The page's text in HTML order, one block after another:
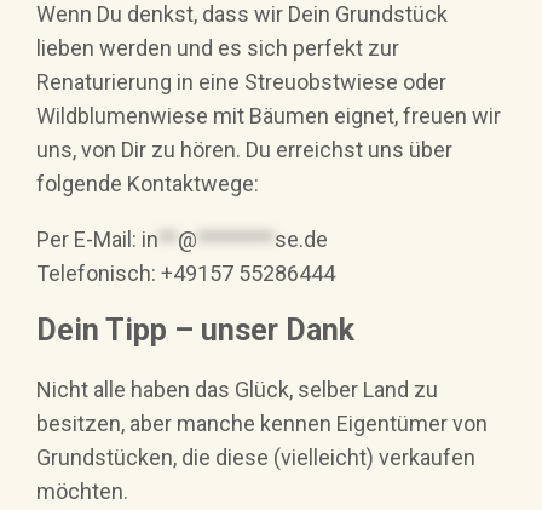
Wenn Du denkst, dass wir Dein Grundstück
lieben werden und es sich perfekt zur
Renaturierung in eine Streuobstwiese oder
Wildblumenwiese mit Bäumen eignet, freuen wir
uns, von Dir zu hören. Du erreichst uns über
folgende Kontaktwege:
Per E-Mail: in ** @ ******** se.de
Telefonisch: +49157 55286444
Dein Tipp – unser Dank
Nicht alle haben das Glück, selber Land zu
besitzen, aber manche kennen Eigentümer von
Grundstücken, die diese (vielleicht) verkaufen
möchten.